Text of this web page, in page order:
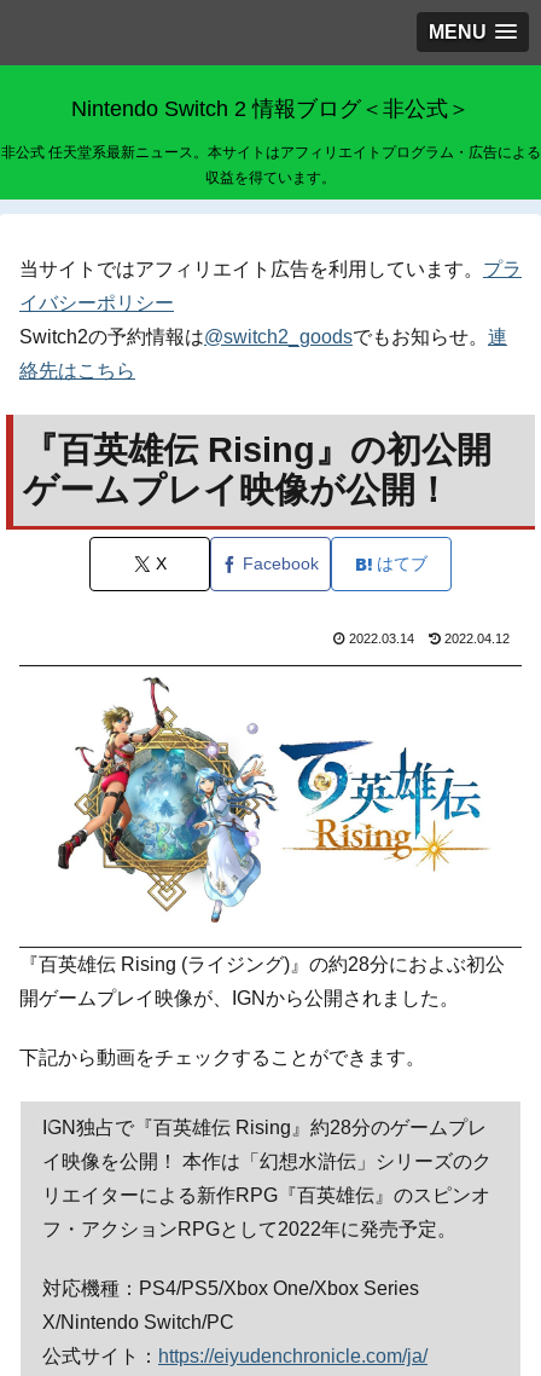
MENU
Nintendo Switch 2 情報ブログ＜非公式＞
非公式 任天堂系最新ニュース。本サイトはアフィリエイトプログラム・広告による
収益を得ています。
当サイトではアフィリエイト広告を利用しています。 プラ
イバシーポリシー
Switch2の予約情報は@switch2_goodsでもお知らせ。 連
絡先はこちら
『百英雄伝 Rising』の初公開
ゲームプレイ映像が公開！
X Facebook はてブ
2022.03.14 2022.04.12
『百英雄伝 Rising (ライジング)』の約28分におよぶ初公
開ゲームプレイ映像が、IGNから公開されました。
下記から動画をチェックすることができます。
IGN独占で『百英雄伝 Rising』約28分のゲームプレ
イ映像を公開！ 本作は「幻想水滸伝」シリーズのク
リエイターによる新作RPG『百英雄伝』のスピンオ
フ・アクションRPGとして2022年に発売予定。
対応機種：PS4/PS5/Xbox One/Xbox Series
X/Nintendo Switch/PC
公式サイト： https://eiyudenchronicle.com/ja/